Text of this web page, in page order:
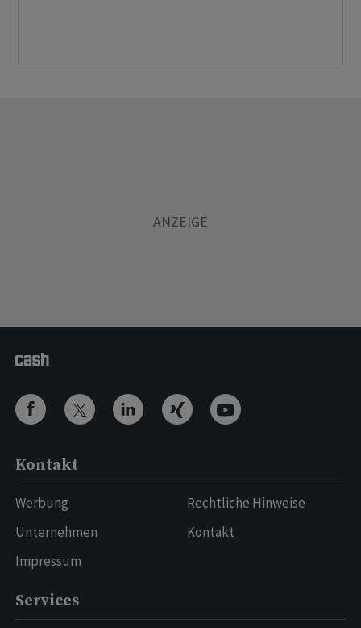
Kontakt
Werbung
Unternehmen
Impressum
Rechtliche Hinweise
Kontakt
Services